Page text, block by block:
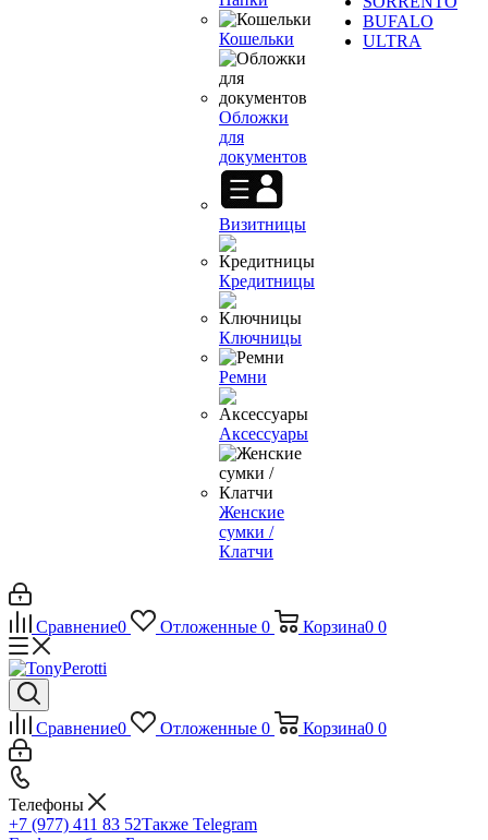
Кошельки
Обложки
для
документов
Визитницы
Кредитницы
Ключницы
Ремни
Аксессуары
Женские
сумки /
Клатчи
BUFALO
ULTRA
Сравнение0 Отложенные 0 Корзина0 0
Сравнение0 Отложенные 0 Корзина0 0
Телефоны
+7 (977) 411 83 52Также Telegram